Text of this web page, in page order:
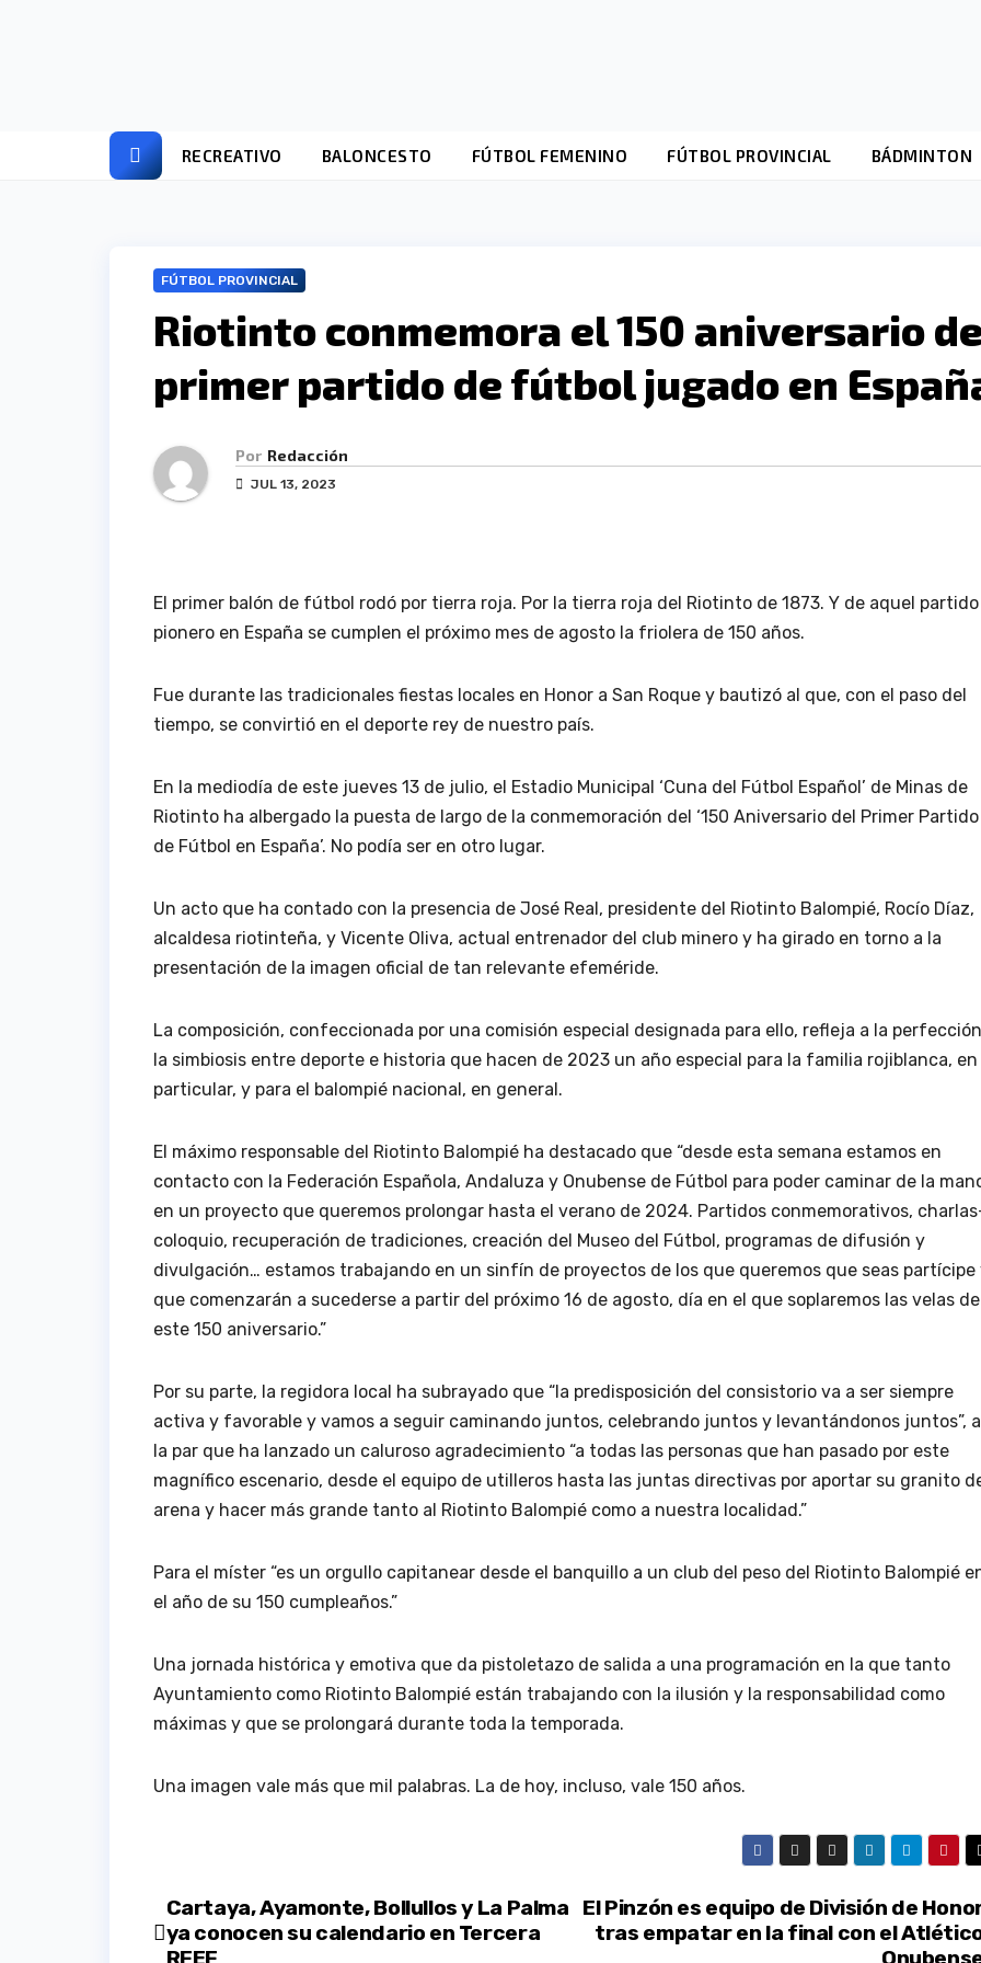
RECREATIVO BALONCESTO FÚTBOL FEMENINO FÚTBOL PROVINCIAL BÁDMINTON
FÚTBOL PROVINCIAL
Riotinto conmemora el 150 aniversario
primer partido de fútbol jugado en
Por Redacción
JUL 13, 2023
El primer balón de fútbol rodó por tierra roja. Por la tierra roja del Riotinto de 1873. Y de aquel partido
pionero en España se cumplen el próximo mes de agosto la friolera de 150 años.
Fue durante las tradicionales fiestas locales en Honor a San Roque y bautizó al que, con el paso del
tiempo, se convirtió en el deporte rey de nuestro país.
En la mediodía de este jueves 13 de julio, el Estadio Municipal ‘Cuna del Fútbol Español’ de Minas de
Riotinto ha albergado la puesta de largo de la conmemoración del ‘150 Aniversario del Primer Partido
de Fútbol en España’. No podía ser en otro lugar.
Un acto que ha contado con la presencia de José Real, presidente del Riotinto Balompié, Rocío Díaz,
alcaldesa riotinteña, y Vicente Oliva, actual entrenador del club minero y ha girado en torno a la
presentación de la imagen oficial de tan relevante efeméride.
La composición, confeccionada por una comisión especial designada para ello, refleja a la perfección
la simbiosis entre deporte e historia que hacen de 2023 un año especial para la familia rojiblanca, en
particular, y para el balompié nacional, en general.
El máximo responsable del Riotinto Balompié ha destacado que “desde esta semana estamos en
contacto con la Federación Española, Andaluza y Onubense de Fútbol para poder caminar de la
en un proyecto que queremos prolongar hasta el verano de 2024. Partidos conmemorativos,
coloquio, recuperación de tradiciones, creación del Museo del Fútbol, programas de difusión y
divulgación… estamos trabajando en un sinfín de proyectos de los que queremos que seas partícipe
que comenzarán a sucederse a partir del próximo 16 de agosto, día en el que soplaremos las velas de
este 150 aniversario.”
Por su parte, la regidora local ha subrayado que “la predisposición del consistorio va a ser siempre
activa y favorable y vamos a seguir caminando juntos, celebrando juntos y levantándonos juntos”, a
la par que ha lanzado un caluroso agradecimiento “a todas las personas que han pasado por este
magnífico escenario, desde el equipo de utilleros hasta las juntas directivas por aportar su granito
arena y hacer más grande tanto al Riotinto Balompié como a nuestra localidad.”
Para el míster “es un orgullo capitanear desde el banquillo a un club del peso del Riotinto Balompié
el año de su 150 cumpleaños.”
Una jornada histórica y emotiva que da pistoletazo de salida a una programación en la que tanto
Ayuntamiento como Riotinto Balompié están trabajando con la ilusión y la responsabilidad como
máximas y que se prolongará durante toda la temporada.
Una imagen vale más que mil palabras. La de hoy, incluso, vale 150 años.
Navegación
El Pinzón es equipo de División de
tras empatar en la final con el
Cartaya, Ayamonte, Bollullos y La Palma
ya conocen su calendario en Tercera